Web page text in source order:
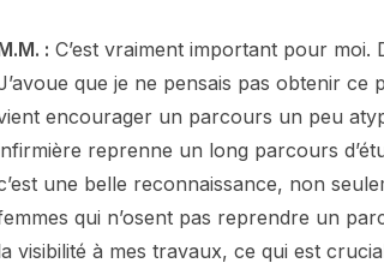
: C’est vraiment important pour moi.
que je ne pensais pas obtenir ce
encourager un parcours un peu
reprenne un long parcours
une belle reconnaissance, non
qui n’osent pas reprendre un
visibilité à mes travaux, ce qui est